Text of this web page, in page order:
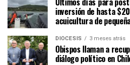
inversión de hasta
acuicultura de
DIÓCESIS 3 meses atrás
Obispos llaman a
diálogo político en